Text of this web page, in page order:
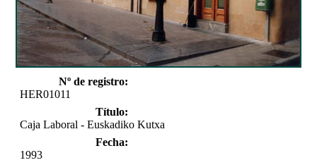
Nº de registro:
HER01011
Título:
Caja Laboral - Euskadiko Kutxa
Fecha:
1993